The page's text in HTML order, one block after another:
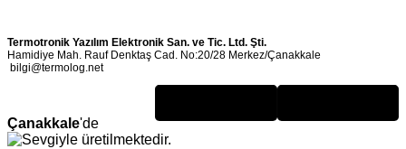
Termotronik Yazılım Elektronik San. ve Tic. Ltd. Şti.
Hamidiye Mah. Rauf Denktaş Cad. No:20/28 Merkez/Çanakkale
bilgi@termolog.net
Çanakkale'de
üretilmektedir.